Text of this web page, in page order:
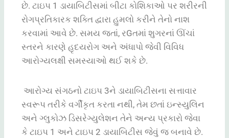
છે. ટાઇપ 1 ડાયાબિટીસમાં બીટા કોશિકાઓ પર શરીરની
રોગપ્રતિકારક શક્તિ દ્વારા હુમલો કરીને તેનો નાશ
કરવામાં આવે છે. સમય જતાં, રGતમાં શુગરનાં ઊંચાં
સ્તરને કારણે હૃદયરોગ અને અંધાપો જેવી વિવિધ
આરોગ્યલક્ષી સમસ્યાઓ થઈ શકે છે.
આરોગ્ય સંગઠનો ટાઇપ 3ને ડાયાબિટીસના સત્તાવાર
સ્વરૂપ તરીકે વર્ગીકૃત કરતા નથી, તેમ છતાં ઇન્સ્યુલિન
અને ગ્લુકોઝ ડિસરેગ્યુલેશન તેને અન્ય પ્રકારો જેવા
કે ટાઇપ 1 અને ટાઇપ 2 ડાયાબિટીસ જેવું જ બનાવે છે.